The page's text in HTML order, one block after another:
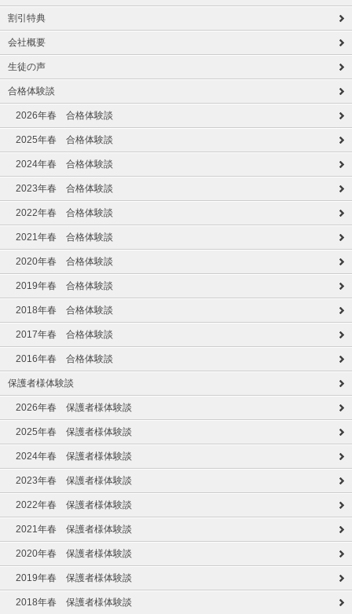
割引特典
会社概要
生徒の声
合格体験談
2026年春 合格体験談
2025年春 合格体験談
2024年春 合格体験談
2023年春 合格体験談
2022年春 合格体験談
2021年春 合格体験談
2020年春 合格体験談
2019年春 合格体験談
2018年春 合格体験談
2017年春 合格体験談
2016年春 合格体験談
保護者様体験談
2026年春 保護者様体験談
2025年春 保護者様体験談
2024年春 保護者様体験談
2023年春 保護者様体験談
2022年春 保護者様体験談
2021年春 保護者様体験談
2020年春 保護者様体験談
2019年春 保護者様体験談
2018年春 保護者様体験談